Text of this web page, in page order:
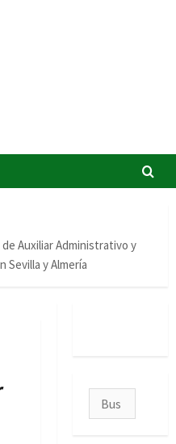
Auxiliar Administrativo y
Sevilla y Almería
Buscar: